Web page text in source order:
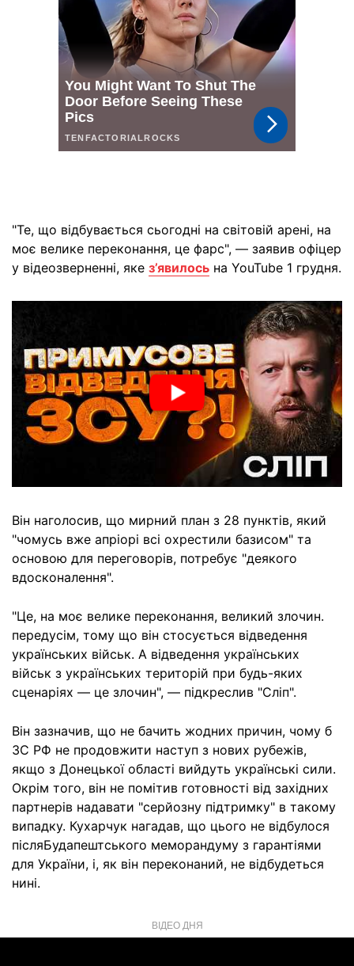
"Те, що відбувається сьогодні на світовій арені, на
моє велике переконання, це фарс", — заявив офіцер
у відеозверненні, яке з’явилось на YouTube 1 грудня.
Він наголосив, що мирний план з 28 пунктів, який
"чомусь вже апріорі всі охрестили базисом" та
основою для переговорів, потребує "деякого
вдосконалення".
"Це, на моє велике переконання, великий злочин.
передусім, тому що він стосується відведення
українських військ. А відведення українських
військ з українських територій при будь-яких
сценаріях — це злочин", — підкреслив "Сліп".
Він зазначив, що не бачить жодних причин, чому б
ЗС РФ не продовжити наступ з нових рубежів,
якщо з Донецької області вийдуть українські сили.
Окрім того, він не помітив готовності від західних
партнерів надавати "серйозну підтримку" в такому
випадку. Кухарчук нагадав, що цього не відбулося
післяБудапештського меморандуму з гарантіями
для України, і, як він переконаний, не відбудеться
нині.
ВІДЕО ДНЯ